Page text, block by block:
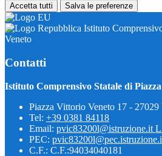
Accetta tutti Salva le preferenze
Istituto
Veneto
Contatti
Istituto Comprensivo Statale di
Piazza Vittorio Veneto 17 - 27029
Tel: +39 0381 84118
Email: pvic83200l@istruzione.it
PEC:
C.F.: C.F.:94034040181